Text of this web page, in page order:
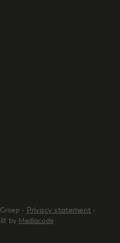
- Privacy statement -
by Mediacode